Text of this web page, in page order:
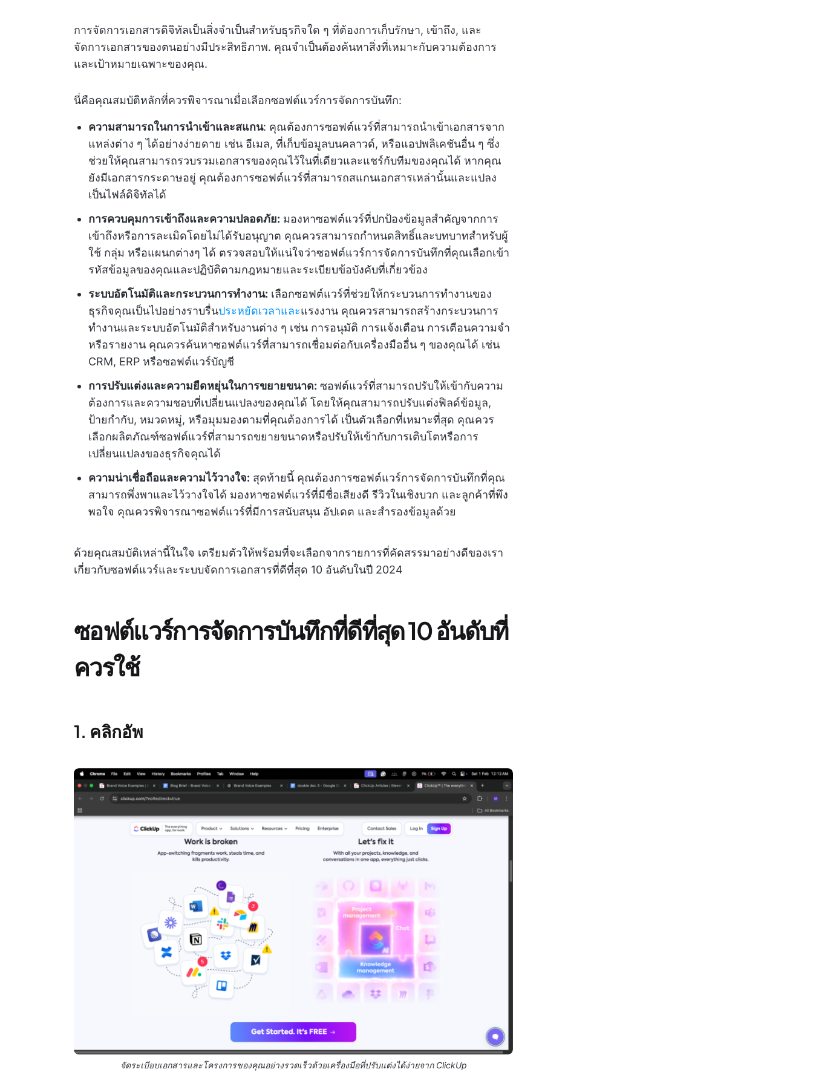
การจัดการเอกสารดิจิทัลเป็นสิ่งจำเป็นสำหรับธุรกิจใด ๆ ที่ต้องการเก็บรักษา, เข้าถึง, และ
จัดการเอกสารของตนอย่างมีประสิทธิภาพ. คุณจำเป็นต้องค้นหาสิ่งที่เหมาะกับความต้องการ
และเป้าหมายเฉพาะของคุณ.
นี่คือคุณสมบัติหลักที่ควรพิจารณาเมื่อเลือกซอฟต์แวร์การจัดการบันทึก:
ความสามารถในการนำเข้าและสแกน: คุณต้องการซอฟต์แวร์ที่สามารถนำเข้าเอกสารจาก
แหล่งต่าง ๆ ได้อย่างง่ายดาย เช่น อีเมล, ที่เก็บข้อมูลบนคลาวด์, หรือแอปพลิเคชันอื่น ๆ ซึ่ง
ช่วยให้คุณสามารถรวบรวมเอกสารของคุณไว้ในที่เดียวและแชร์กับทีมของคุณได้ หากคุณ
ยังมีเอกสารกระดาษอยู่ คุณต้องการซอฟต์แวร์ที่สามารถสแกนเอกสารเหล่านั้นและแปลง
เป็นไฟล์ดิจิทัลได้
การควบคุมการเข้าถึงและความปลอดภัย: มองหาซอฟต์แวร์ที่ปกป้องข้อมูลสำคัญจากการ
เข้าถึงหรือการละเมิดโดยไม่ได้รับอนุญาต คุณควรสามารถกำหนดสิทธิ์และบทบาทสำหรับผู้
ใช้ กลุ่ม หรือแผนกต่างๆ ได้ ตรวจสอบให้แน่ใจว่าซอฟต์แวร์การจัดการบันทึกที่คุณเลือกเข้า
รหัสข้อมูลของคุณและปฏิบัติตามกฎหมายและระเบียบข้อบังคับที่เกี่ยวข้อง
ระบบอัตโนมัติและกระบวนการทำงาน: เลือกซอฟต์แวร์ที่ช่วยให้กระบวนการทำงานของ
ธุรกิจคุณเป็นไปอย่างราบรื่นประหยัดเวลาและแรงงาน คุณควรสามารถสร้างกระบวนการ
ทำงานและระบบอัตโนมัติสำหรับงานต่าง ๆ เช่น การอนุมัติ การแจ้งเตือน การเตือนความจำ
หรือรายงาน คุณควรค้นหาซอฟต์แวร์ที่สามารถเชื่อมต่อกับเครื่องมืออื่น ๆ ของคุณได้ เช่น
CRM, ERP หรือซอฟต์แวร์บัญชี
การปรับแต่งและความยืดหยุ่นในการขยายขนาด: ซอฟต์แวร์ที่สามารถปรับให้เข้ากับความ
ต้องการและความชอบที่เปลี่ยนแปลงของคุณได้ โดยให้คุณสามารถปรับแต่งฟิลด์ข้อมูล,
ป้ายกำกับ, หมวดหมู่, หรือมุมมองตามที่คุณต้องการได้ เป็นตัวเลือกที่เหมาะที่สุด คุณควร
เลือกผลิตภัณฑ์ซอฟต์แวร์ที่สามารถขยายขนาดหรือปรับให้เข้ากับการเติบโตหรือการ
เปลี่ยนแปลงของธุรกิจคุณได้
ความน่าเชื่อถือและความไว้วางใจ: สุดท้ายนี้ คุณต้องการซอฟต์แวร์การจัดการบันทึกที่คุณ
สามารถพึ่งพาและไว้วางใจได้ มองหาซอฟต์แวร์ที่มีชื่อเสียงดี รีวิวในเชิงบวก และลูกค้าที่พึง
พอใจ คุณควรพิจารณาซอฟต์แวร์ที่มีการสนับสนุน อัปเดต และสำรองข้อมูลด้วย
ด้วยคุณสมบัติเหล่านี้ในใจ เตรียมตัวให้พร้อมที่จะเลือกจากรายการที่คัดสรรมาอย่างดีของเรา
เกี่ยวกับซอฟต์แวร์และระบบจัดการเอกสารที่ดีที่สุด 10 อันดับในปี 2024
ซอฟต์แวร์การจัดการบันทึกที่ดีที่สุด 10 อันดับที่
ควรใช้
1. คลิกอัพ
จัดระเบียบเอกสารและโครงการของคุณอย่างรวดเร็วด้วยเครื่องมือที่ปรับแต่งได้ง่ายจาก ClickUp